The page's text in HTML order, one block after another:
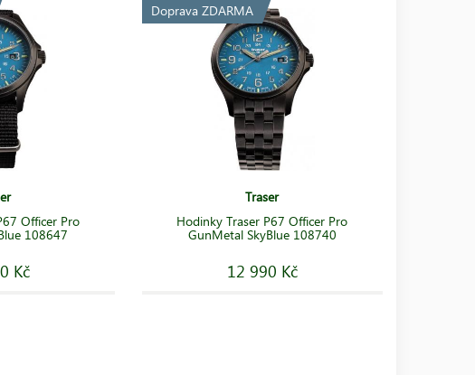
Officer Pro
108647
Kč
Doprava ZDARMA
Traser
Hodinky Traser P67 Officer Pro
GunMetal SkyBlue 108740
12 990 Kč